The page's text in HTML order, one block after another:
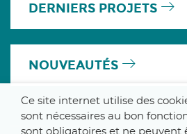
DERNIERS PROJETS
NOUVEAUTÉS
Ce site internet utilise des
sont nécessaires au bon
sont obligatoires et ne peuvent